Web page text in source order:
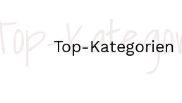
Top-Kategorien
Top-